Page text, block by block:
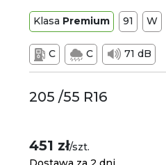
Klasa Premium 91 W
C C 71 dB
205 /55 R16
451 zł/szt.